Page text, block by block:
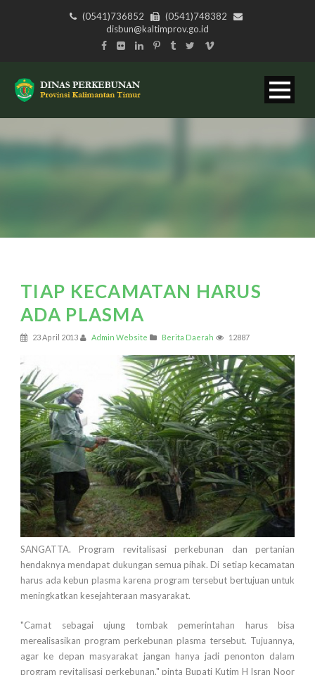
(0541)736852
(0541)748382
disbun@kaltimprov.go.id
TIAP KECAMATAN HARUS
ADA PLASMA
23 April 2013 Admin Website Berita Daerah 12887
SANGATTA. Program revitalisasi perkebunan dan pertanian
hendaknya mendapat dukungan semua pihak. Di setiap kecamatan
harus ada kebun plasma karena program tersebut bertujuan untuk
meningkatkan kesejahteraan masyarakat.
"Camat sebagai ujung tombak pemerintahan harus bisa
merealisasikan program perkebunan plasma tersebut. Tujuannya,
agar ke depan masyarakat jangan hanya jadi penonton dalam
program revitalisasi perkebunan," pinta Bupati Kutim H Isran Noor